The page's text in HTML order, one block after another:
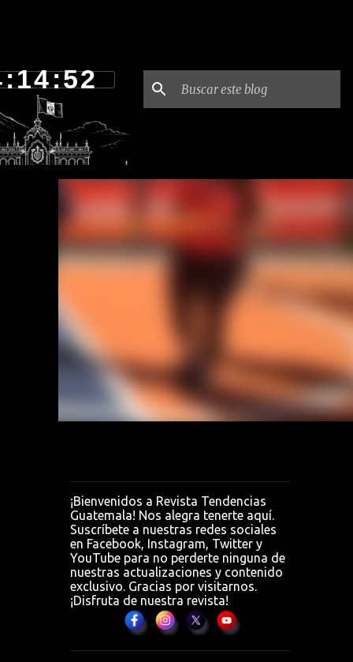
por
¡Bienvenidos a Revista Tendencias
Guatemala! Nos alegra tenerte aquí.
Suscríbete a nuestras redes sociales
en Facebook, Instagram, Twitter y
YouTube para no perderte ninguna de
nuestras actualizaciones y contenido
exclusivo. Gracias por visitarnos.
¡Disfruta de nuestra revista!